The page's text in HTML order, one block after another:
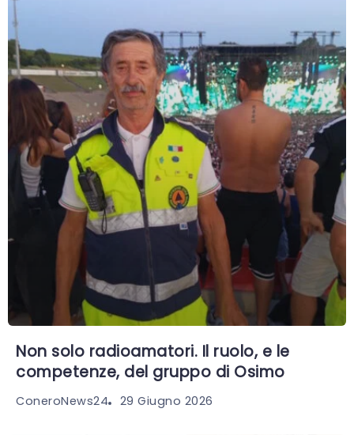
Non solo radioamatori. Il ruolo, e le
competenze, del gruppo di Osimo
ConeroNews24 29 Giugno 2026